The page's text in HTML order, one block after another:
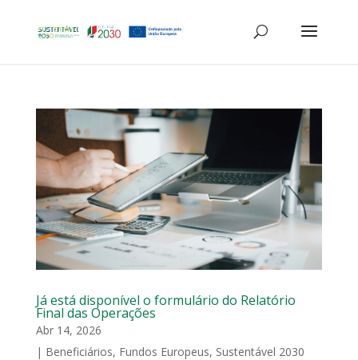
Já está disponível o formulário do Relatório
Final das Operações
Abr 14, 2026
| Beneficiários, Fundos Europeus, Sustentável 2030